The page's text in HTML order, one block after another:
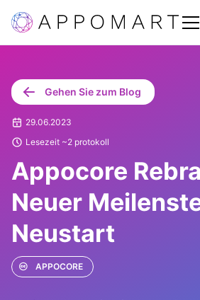
Gehen Sie zum Blog
29.06.2023
Lesezeit ~2 protokoll
Appocore
Neuer
Neustart
APPOCORE